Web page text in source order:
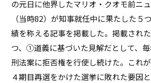
の元日に他界したマリオ・クオモ前ニ
（当時82）が知事就任中に果たした５
績を称える記事を掲載した。掲載され
つ、①道義に基づいた見解だとして、
刑法案に拒否権を行使し続けた。これ
４期目再選をかけた選挙に敗れた要因